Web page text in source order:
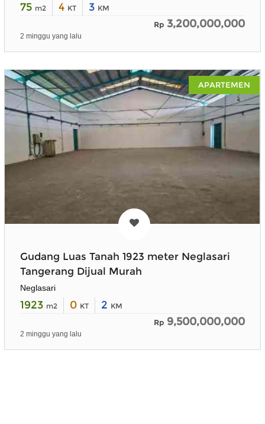
75 m2 4 KT 3 KM
Rp 3,200,000,000
2 minggu yang lalu
APARTEMEN
Gudang Luas Tanah 1923 meter Neglasari
Tangerang Dijual Murah
Neglasari
1923 m2 0 KT 2 KM
Rp 9,500,000,000
2 minggu yang lalu